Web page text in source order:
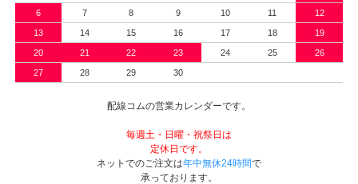
6 7 8 9 10 11 12
13 14 15 16 17 18 19
20 21 22 23 24 25 26
27 28 29 30
配線コムの営業カレンダーです。
毎週土・日曜・祝祭日は
定休日です。
ネットでのご注文は年中無休24時間で
承っております。